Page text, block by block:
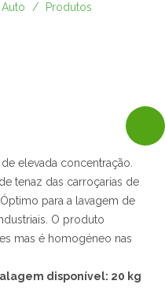
Auto
Produtos
elevada concentração.
tenaz das carroçarias de
para a lavagem de
O produto
mas é homogéneo nas
disponível: 20 kg